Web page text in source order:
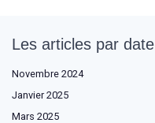
Les articles par date
Novembre 2024
Janvier 2025
Mars 2025